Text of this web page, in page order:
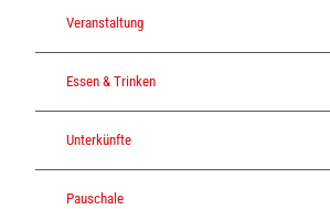
Veranstaltung
Essen & Trinken
Unterkünfte
Pauschale